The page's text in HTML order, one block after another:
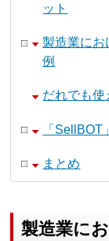
ット
製造業に
例
だれでも使
「
まとめ
製造業に